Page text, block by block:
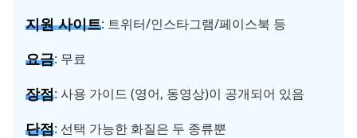
지원 사이트: 트위터/인스타그램/페이스북 등
요금: 무료
장점: 사용 가이드 (영어, 동영상)이 공개되어 있음
단점: 선택 가능한 화질은 두 종류뿐